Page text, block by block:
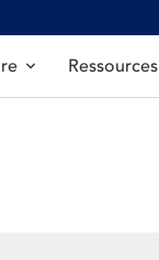
Ressources